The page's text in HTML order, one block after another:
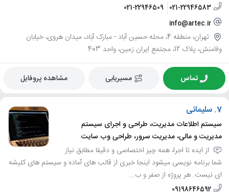
021-22946583
021-22946509
info@artec.ir
تهران، منطقه 4، محله حسین آباد - مبارک آباد، میدان هروی، خیابان
وفامنش، پلاک 12، مجتمع ایران زمین، واحد 403
تماس مسیریابی مشاهده پروفایل
7. سلیمانی
سیستم اطلاعات مدیریت، طراحی و اجرای سیستم
مدیریت و مالی، مدیریت سرور، طراحی وب سایت
از ایده تا اجرا، همه چیز اختصاصی و دقیقا مطابق نیاز
شما برنامه نویسی میشود اینجا خبری از قالب های آماده و سیستم های کلیشه
ای نیست. هر پروژه از صفر و ب...
09198646592